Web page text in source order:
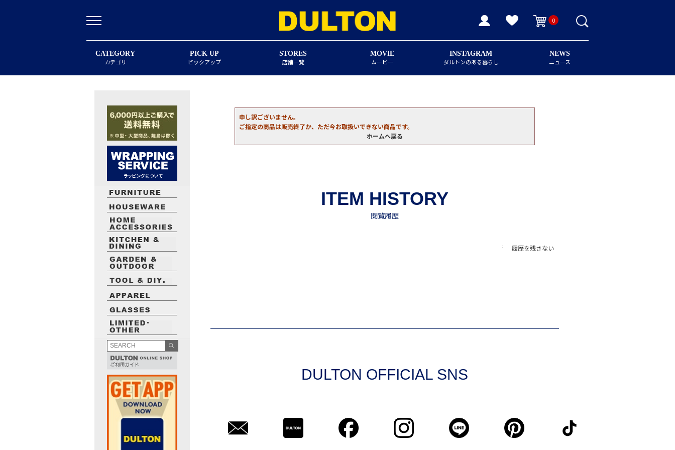
0
CATEGORY
カテゴリ
PICK UP
ピックアップ
STORES
店舗一覧
MOVIE
ムービー
INSTAGRAM
ダルトンのある暮らし
NEWS
ニュース
申し訳ございません。
ご指定の商品は販売終了か、ただ今お取扱いできない商品です。
ホームへ戻る
履歴を残さない
DULTON OFFICIAL SNS